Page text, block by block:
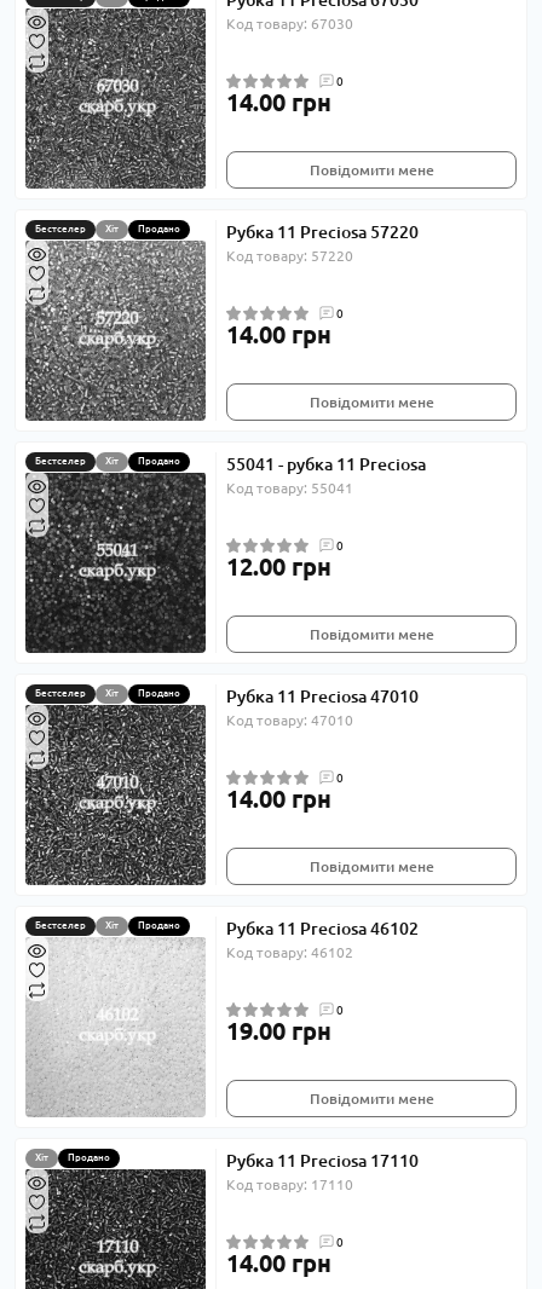
Код товару: 67030
0
14.00 грн
Повідомити мене
Бестселер Хіт Продано Рубка 11 Preciosa 57220
Код товару: 57220
0
14.00 грн
Повідомити мене
Бестселер Хіт Продано 55041 - рубка 11 Preciosa
Код товару: 55041
0
12.00 грн
Повідомити мене
Бестселер Хіт Продано Рубка 11 Preciosa 47010
Код товару: 47010
0
14.00 грн
Повідомити мене
Бестселер Хіт Продано Рубка 11 Preciosa 46102
Код товару: 46102
0
19.00 грн
Повідомити мене
Хіт Продано Рубка 11 Preciosa 17110
Код товару: 17110
0
14.00 грн